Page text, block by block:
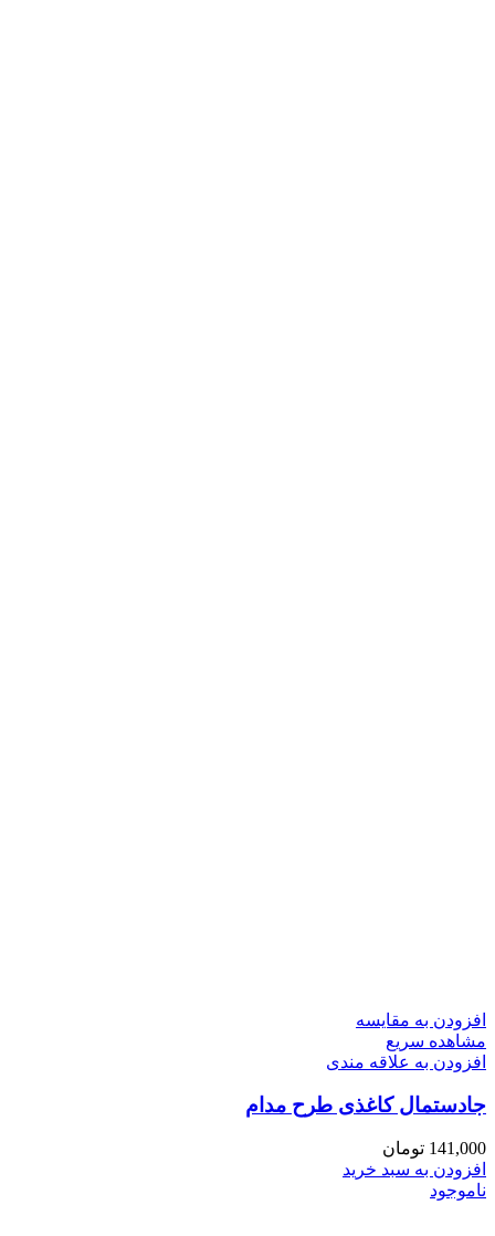
افزودن به مقایسه
مشاهده سریع
افزودن به علاقه مندی
جادستمال کاغذی طرح مدام
141,000 تومان
افزودن به سبد خرید
ناموجود